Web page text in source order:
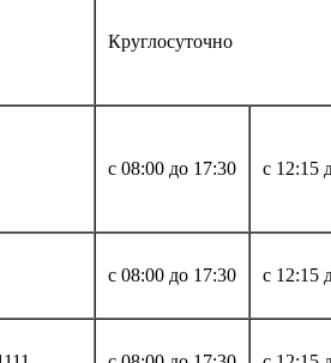
Круглосуточно
с 08:00 до 17:30 с 12:15
с 08:00 до 17:30 с 12:15